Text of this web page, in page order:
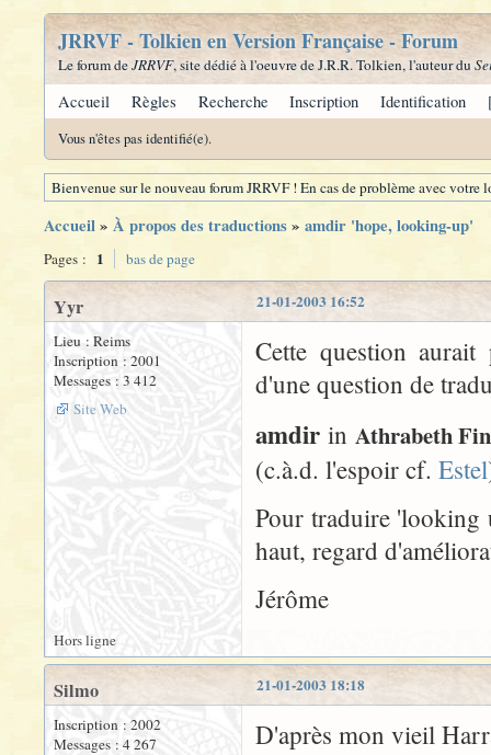
JRRVF - Tolkien en Version Française - Forum
Le forum deJRRVF, site dédié à l'oeuvre de J.R.R. Tolkien, l'auteur du
Accueil Règles Recherche Inscription Identification
Vous n'êtes pas identifié(e).
Bienvenue sur le nouveau forum JRRVF ! En cas de problème avec
Accueil» À propos des traductions» amdir 'hope, looking-up'
Pages : 1 bas de page
21-01-2003 16:52
Yyr
Lieu : Reims
Inscription : 2001
Messages : 3 412
Site Web
Cette question
d'une question de
amdir in Athrabeth
(c.à.d. l'espoir cf. Estel
Pour traduire 'looking
haut, regard
Jérôme
Hors ligne
21-01-2003 18:18
Silmo
Inscription : 2002
Messages : 4 267
D'après mon vieil